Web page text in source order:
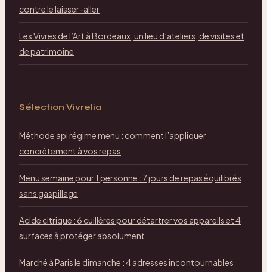
contre le laisser-aller
Les Vivres de l’Art à Bordeaux, un lieu d’ateliers, de visites et
de patrimoine
Sélection Vivrelia
Méthode api régime menu : comment l’appliquer
concrètement à vos repas
Menu semaine pour 1 personne : 7 jours de repas équilibrés
sans gaspillage
Acide citrique : 6 cuillères pour détartrer vos appareils et 4
surfaces à protéger absolument
Marché à Paris le dimanche : 4 adresses incontournables